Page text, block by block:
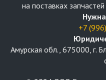
на поставках
+7
Амурская обл., 675000, г.